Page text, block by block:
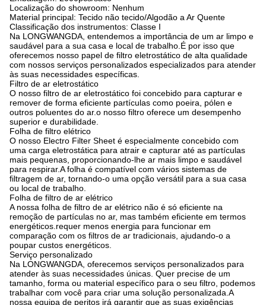
Localização do showroom: Nenhum
Material principal: Tecido não tecido/Algodão a Ar Quente
Classificação dos instrumentos: Classe I
Na LONGWANGDA, entendemos a importância de um ar limpo e
saudável para a sua casa e local de trabalho.É por isso que
oferecemos nosso papel de filtro eletrostático de alta qualidade
com nossos serviços personalizados especializados para atender
às suas necessidades específicas.
Filtro de ar eletrostático
O nosso filtro de ar eletrostático foi concebido para capturar e
remover de forma eficiente partículas como poeira, pólen e
outros poluentes do ar.o nosso filtro oferece um desempenho
superior e durabilidade.
Folha de filtro elétrico
O nosso Electro Filter Sheet é especialmente concebido com
uma carga eletrostática para atrair e capturar até as partículas
mais pequenas, proporcionando-lhe ar mais limpo e saudável
para respirar.A folha é compatível com vários sistemas de
filtragem de ar, tornando-o uma opção versátil para a sua casa
ou local de trabalho.
Folha de filtro de ar elétrico
A nossa folha de filtro de ar elétrico não é só eficiente na
remoção de partículas no ar, mas também eficiente em termos
energéticos.requer menos energia para funcionar em
comparação com os filtros de ar tradicionais, ajudando-o a
poupar custos energéticos.
Serviço personalizado
Na LONGWANGDA, oferecemos serviços personalizados para
atender às suas necessidades únicas. Quer precise de um
tamanho, forma ou material específico para o seu filtro, podemos
trabalhar com você para criar uma solução personalizada.A
nossa equipa de peritos irá garantir que as suas exigências